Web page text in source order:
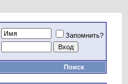
Запомнить?
Поиск